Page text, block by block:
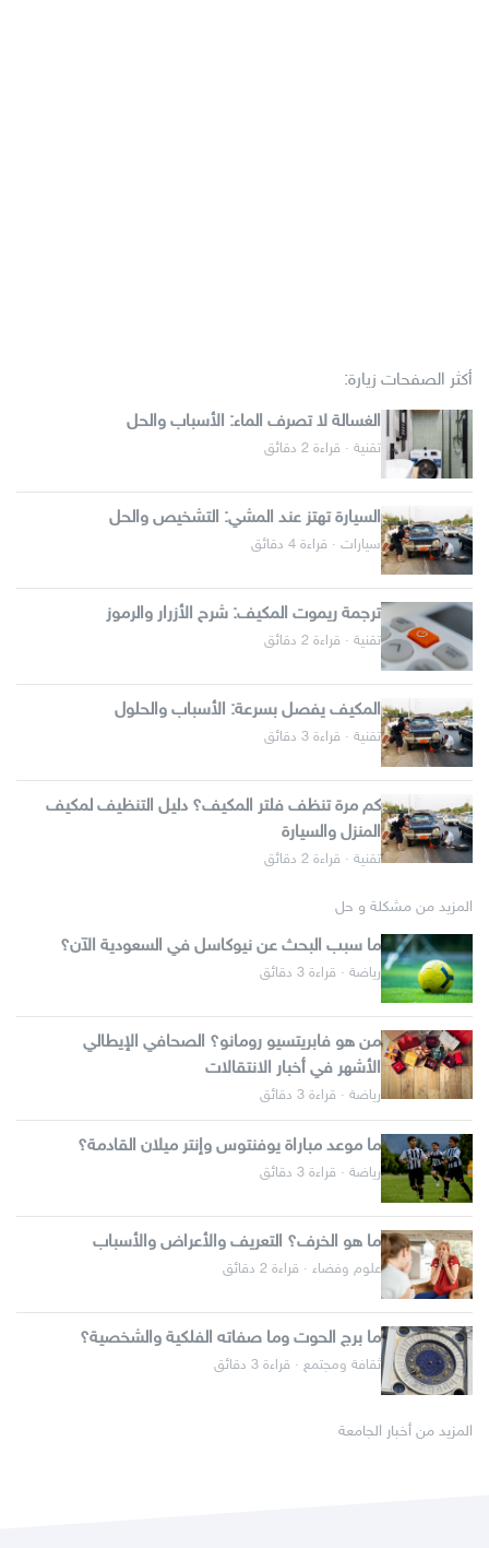
أكثر الصفحات زيارة:
الغسالة لا تصرف الماء: الأسباب والحل
تقنية · قراءة 2 دقائق
السيارة تهتز عند المشي: التشخيص والحل
سيارات · قراءة 4 دقائق
ترجمة ريموت المكيف: شرح الأزرار والرموز
تقنية · قراءة 2 دقائق
المكيف يفصل بسرعة: الأسباب والحلول
تقنية · قراءة 3 دقائق
كم مرة تنظف فلتر المكيف؟ دليل التنظيف لمكيف
المنزل والسيارة
تقنية · قراءة 2 دقائق
المزيد من مشكلة و حل
ما سبب البحث عن نيوكاسل في السعودية الآن؟
رياضة · قراءة 3 دقائق
من هو فابريتسيو رومانو؟ الصحافي الإيطالي
الأشهر في أخبار الانتقالات
رياضة · قراءة 3 دقائق
ما موعد مباراة يوفنتوس وإنتر ميلان القادمة؟
رياضة · قراءة 3 دقائق
ما هو الخرف؟ التعريف والأعراض والأسباب
علوم وفضاء · قراءة 2 دقائق
ما برج الحوت وما صفاته الفلكية والشخصية؟
ثقافة ومجتمع · قراءة 3 دقائق
المزيد من أخبار الجامعة